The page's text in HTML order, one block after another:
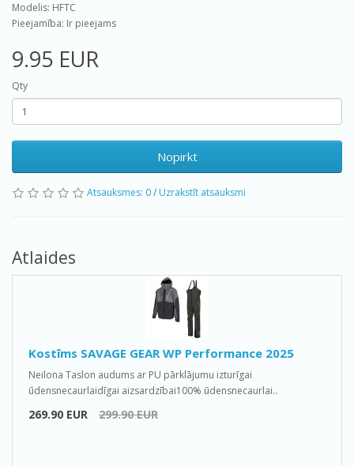
Modelis: HFTC
Pieejamība: Ir pieejams
9.95 EUR
Qty
Nopirkt
Atsauksmes: 0/ Uzrakstīt atsauksmi
Atlaides
Kostīms SAVAGE GEAR WP Performance 2025
Neilona Taslon audums ar PU pārklājumu izturīgai
ūdensnecaurlaidīgai aizsardzībai100% ūdensnecaurlai..
269.90 EUR 299.90 EUR